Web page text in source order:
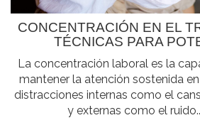
CONCENTRACIÓN EN EL
TÉCNICAS PARA
La concentración laboral es la
mantener la atención sostenida
distracciones internas como el
y externas como el